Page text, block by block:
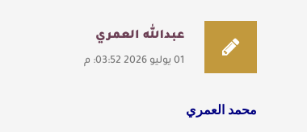
عبدالله العمري
01 يوليو 2026 03:52: م
محمد العمري